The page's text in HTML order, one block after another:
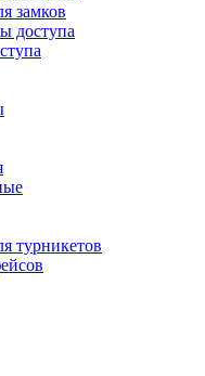
замков
доступа
турникетов